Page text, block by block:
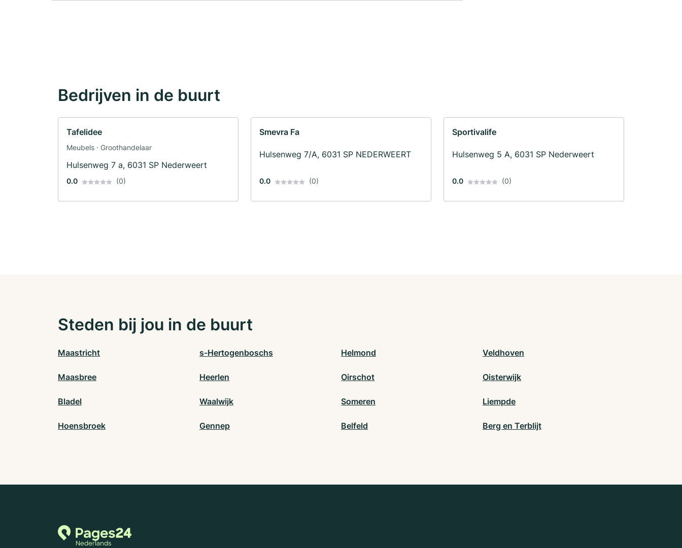
Bedrijven in de buurt
Tafelidee
Meubels · Groothandelaar
Hulsenweg 7 a, 6031 SP Nederweert
0.0 (0)
Smevra Fa
Hulsenweg 7/A, 6031 SP NEDERWEERT
0.0 (0)
Sportivalife
Hulsenweg 5 A, 6031 SP Nederweert
0.0 (0)
Steden bij jou in de buurt
Maastricht s-Hertogenboschs Helmond Veldhoven
Maasbree Heerlen Oirschot Oisterwijk
Bladel Waalwijk Someren Liempde
Hoensbroek Gennep Belfeld Berg en Terblijt